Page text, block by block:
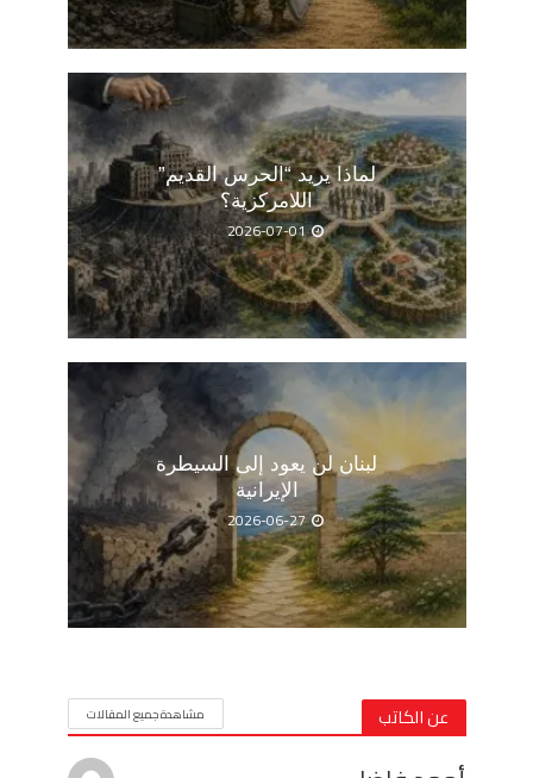
لماذا يريد “الحرس القديم”
اللامركزية؟
2026-07-01
لبنان لن يعود إلى السيطرة
الإيرانية
2026-06-27
عن الكاتب مشاهدة جميع المقالات